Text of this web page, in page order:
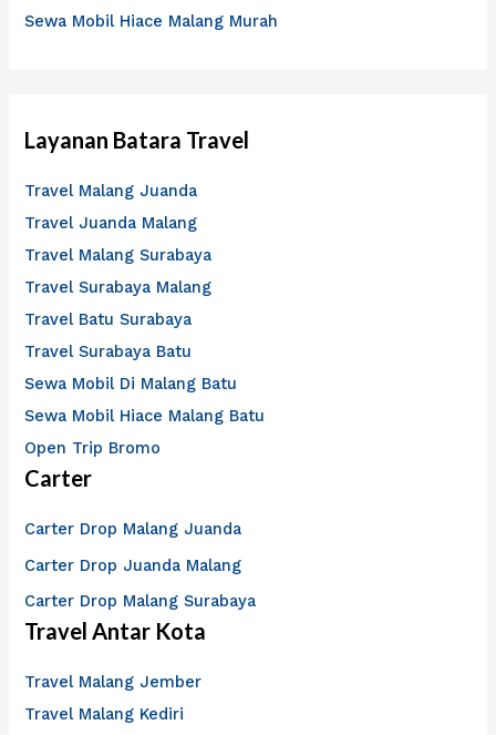
Sewa Mobil Hiace Malang Murah
Layanan Batara Travel
Travel Malang Juanda
Travel Juanda Malang
Travel Malang Surabaya
Travel Surabaya Malang
Travel Batu Surabaya
Travel Surabaya Batu
Sewa Mobil Di Malang Batu
Sewa Mobil Hiace Malang Batu
Open Trip Bromo
Carter
Carter Drop Malang Juanda
Carter Drop Juanda Malang
Carter Drop Malang Surabaya
Travel Antar Kota
Travel Malang Jember
Travel Malang Kediri